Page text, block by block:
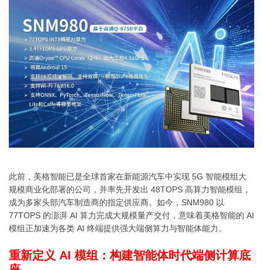
此前，美格智能已是全球首家在新能源汽车中实现 5G 智能模组大
规模商业化部署的公司，并率先开发出 48TOPS 高算力智能模组，
成为多家头部汽车制造商的指定供应商。如今，SNM980 以
77TOPS 的澎湃 AI 算力完成大规模量产交付，意味着美格智能的 AI
模组正加速为各类 AI 终端提供强大端侧算力与智能体能力。
重新定义 AI 模组：构建智能体时代端侧计算底